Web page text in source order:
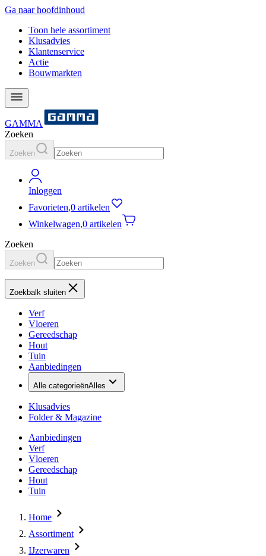
Ga naar hoofdinhoud
Toon hele assortiment
Klusadvies
Klantenservice
Actie
Bouwmarkten
GAMMA
Zoeken
Zoeken
Inloggen
Favorieten,0 artikelen
Winkelwagen,0 artikelen
Zoeken
Zoeken
Zoekbalk sluiten
Verf
Vloeren
Gereedschap
Hout
Tuin
Aanbiedingen
Alle categorieënAlles
Klusadvies
Folder & Magazine
Aanbiedingen
Verf
Vloeren
Gereedschap
Hout
Tuin
Home
Assortiment
IJzerwaren